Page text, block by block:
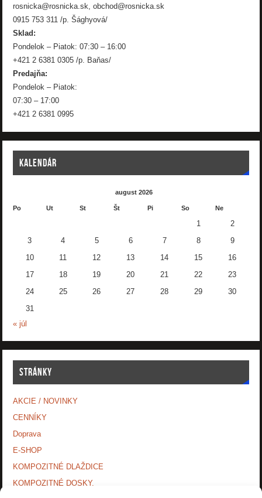
rosnicka@rosnicka.sk, obchod@rosnicka.sk
0915 753 311 /p. Šághyová/
Sklad:
Pondelok – Piatok: 07:30 – 16:00
+421 2 6381 0305 /p. Baňas/
Predajňa:
Pondelok – Piatok:
07:30 – 17:00
+421 2 6381 0995
KALENDÁR
august 2026
Po Ut St Št Pi So Ne
1 2
3 4 5 6 7 8 9
10 11 12 13 14 15 16
17 18 19 20 21 22 23
24 25 26 27 28 29 30
31
« júl
STRÁNKY
AKCIE / NOVINKY
CENNÍKY
Doprava
E-SHOP
KOMPOZITNÉ DLAŽDICE
KOMPOZITNÉ DOSKY.